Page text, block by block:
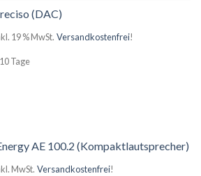
(DAC)
19 % MwSt. Versandkostenfrei!
Tage
AE 100.2 (Kompaktlautsprecher)
MwSt. Versandkostenfrei!